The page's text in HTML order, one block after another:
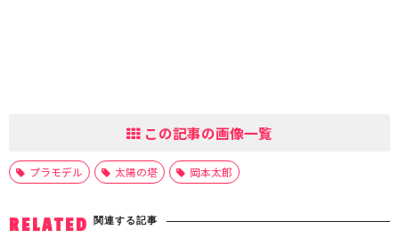
この記事の画像一覧
プラモデル 太陽の塔 岡本太郎
RELATED 関連する記事